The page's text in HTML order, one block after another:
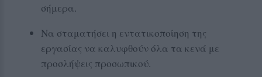
σήμερα.
Να σταματήσει η εντατικοποίηση της
εργασίας να καλυφθούν όλα τα κενά με
προσλήψεις προσωπικού.